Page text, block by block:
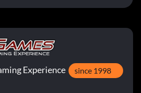
Experience since 1998